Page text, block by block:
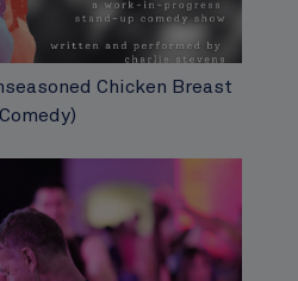
Chicken Breast